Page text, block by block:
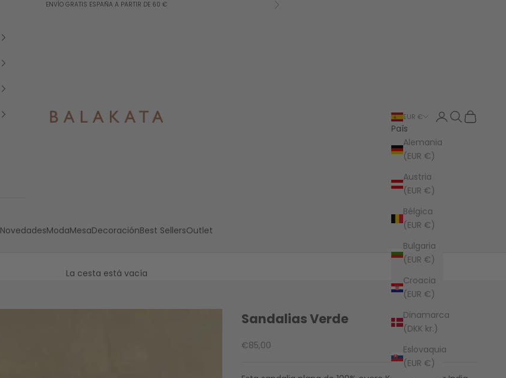
ENVÍO GRATIS ESPAÑA A PARTIR DE 60 € Siguiente
Balakata España
NovedadesModaMesaDecoraciónBest SellersOutlet
EUR €
País
Alemania
(EUR €)
Austria
(EUR €)
Bélgica
(EUR €)
Bulgaria
(EUR €)
Croacia
(EUR €)
Dinamarca
(DKK kr.)
Eslovaquia
(EUR €)
Iniciar sesión
Buscar
Cesta
La cesta está vacía
Sandalias Verde
Precio de oferta
€85,00